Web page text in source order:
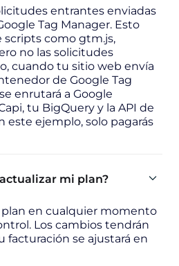
entrantes enviadas
Tag Manager. Esto
scripts como gtm.js,
no las solicitudes
cuando tu sitio web envía
de Google Tag
enrutará a Google
tu BigQuery y la API de
este ejemplo, solo pagarás
mi plan?
en cualquier momento
Los cambios tendrán
se ajustará en